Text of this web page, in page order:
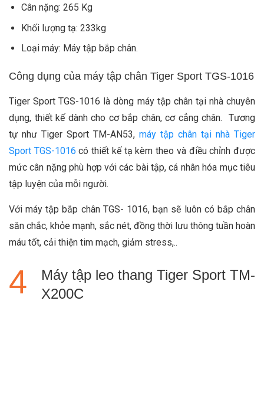
Cân nặng: 265 Kg
Khối lượng tạ: 233kg
Loại máy: Máy tập bắp chân.
Công dụng của máy tập chân Tiger Sport TGS-1016
Tiger Sport TGS-1016 là dòng máy tập chân tại nhà chuyên
dụng, thiết kế dành cho cơ bắp chân, cơ cẳng chân. Tương
tự như Tiger Sport TM-AN53, máy tập chân tại nhà Tiger
Sport TGS-1016 có thiết kế tạ kèm theo và điều chỉnh được
mức cân nặng phù hợp với các bài tập, cá nhân hóa mục tiêu
tập luyện của mỗi người.
Với máy tập bắp chân TGS- 1016, bạn sẽ luôn có bắp chân
săn chắc, khỏe mạnh, sắc nét, đồng thời lưu thông tuần hoàn
máu tốt, cải thiện tim mạch, giảm stress,..
Máy tập leo thang Tiger Sport TM-
X200C